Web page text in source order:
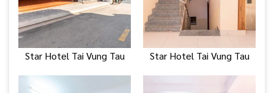
Star Hotel Tai Vung Tau Star Hotel Tai Vung Tau